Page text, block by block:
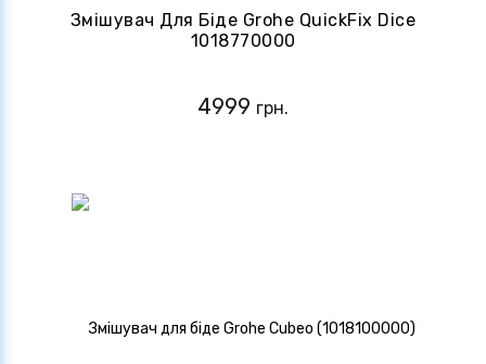
Змішувач Для Біде Grohe QuickFix Dice
1018770000
4999 грн.